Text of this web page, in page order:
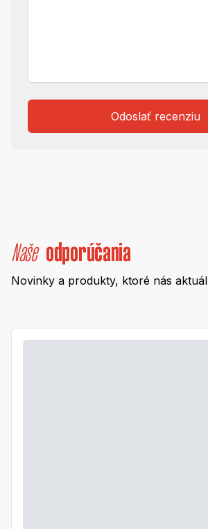
Odoslať recenziu
Naše odporúčania
Novinky a produkty, ktoré nás